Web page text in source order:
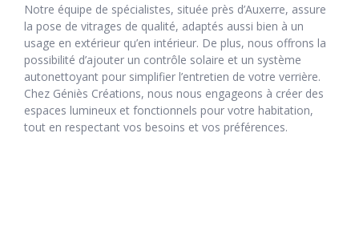
Notre équipe de spécialistes, située près d’Auxerre, assure
la pose de vitrages de qualité, adaptés aussi bien à un
usage en extérieur qu’en intérieur. De plus, nous offrons la
possibilité d’ajouter un contrôle solaire et un système
autonettoyant pour simplifier l’entretien de votre verrière.
Chez Géniès Créations, nous nous engageons à créer des
espaces lumineux et fonctionnels pour votre habitation,
tout en respectant vos besoins et vos préférences.